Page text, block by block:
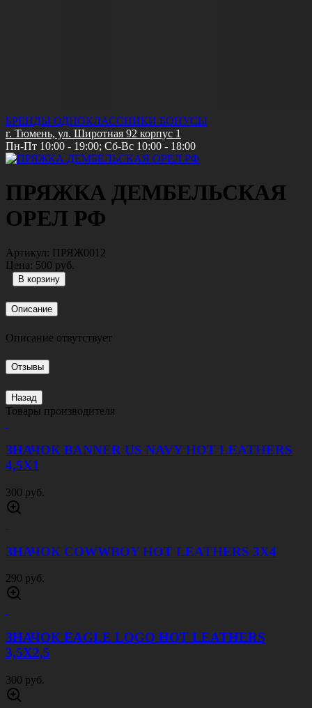
БРЕНДЫ ОДНОКЛАССНИКИ БОНУСЫ
г. Тюмень, ул. Широтная 92 корпус 1
Пн-Пт 10:00 - 19:00; Сб-Вс 10:00 - 18:00
ПРЯЖКА ДЕМБЕЛЬСКАЯ
ОРЕЛ РФ
Артикул: ПРЯЖ0012
Цена: 500 руб.
Описание
Описание отвутствует
Отзывы
Назад
Товары производителя
ЗНАЧОК BANNER US NAVY HOT LEATHERS
4,5Х1
300 руб.
ЗНАЧОК COWWBOY HOT LEATHERS 3Х4
290 руб.
ЗНАЧОК EAGLE LOGO HOT LEATHERS
3,5Х2,5
300 руб.